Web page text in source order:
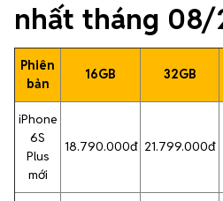
nhất tháng 08/
Phiên
bản
16GB 32GB
iPhone
6S
Plus
mới
18.790.000đ 21.799.000đ